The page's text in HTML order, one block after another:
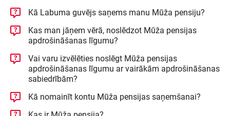
Kā Labuma guvējs saņems manu Mūža pensiju?
Kas man jāņem vērā, noslēdzot Mūža pensijas
apdrošināšanas līgumu?
Vai varu izvēlēties noslēgt Mūža pensijas
apdrošināšanas līgumu ar vairākām apdrošināšanas
sabiedrībām?
Kā nomainīt kontu Mūža pensijas saņemšanai?